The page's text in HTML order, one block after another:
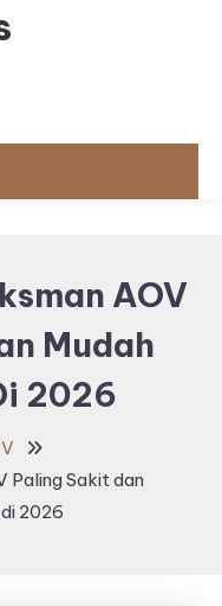
AOV
Mudah
2026
Paling Sakit dan
2026